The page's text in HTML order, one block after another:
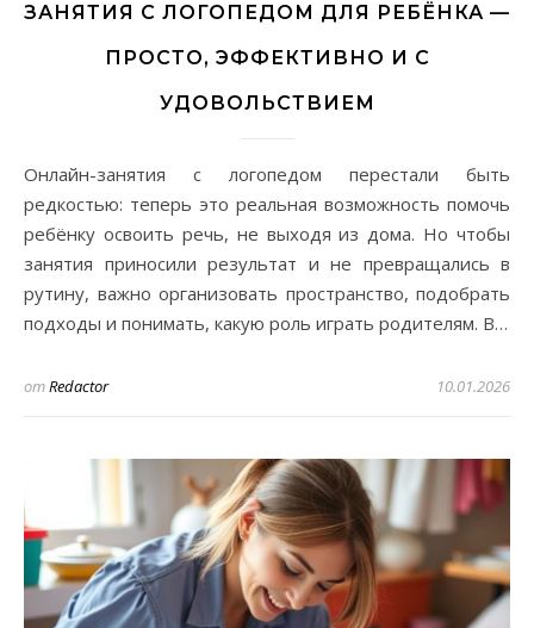
ЗАНЯТИЯ С ЛОГОПЕДОМ ДЛЯ РЕБЁНКА —
ПРОСТО, ЭФФЕКТИВНО И С
УДОВОЛЬСТВИЕМ
Онлайн-занятия с логопедом перестали быть
редкостью: теперь это реальная возможность помочь
ребёнку освоить речь, не выходя из дома. Но чтобы
занятия приносили результат и не превращались в
рутину, важно организовать пространство, подобрать
подходы и понимать, какую роль играть родителям. В…
отRedactor 10.01.2026